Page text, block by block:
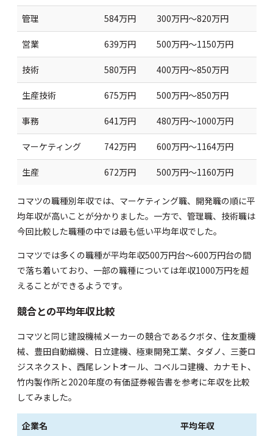
管理 584万円 300万円～820万円
営業 639万円 500万円～1150万円
技術 580万円 400万円～850万円
生産技術 675万円 500万円～850万円
事務 641万円 480万円～1000万円
マーケティング 742万円 600万円～1164万円
生産 672万円 500万円～1160万円
コマツの職種別年収では、マーケティング職、開発職の順に平
均年収が高いことが分かりました。一方で、管理職、技術職は
今回比較した職種の中では最も低い平均年収でした。
コマツでは多くの職種が平均年収500万円台～600万円台の間
で落ち着いており、一部の職種については年収1000万円を超
えることができるようです。
競合との平均年収比較
コマツと同じ建設機械メーカーの競合であるクボタ、住友重機
械、豊田自動織機、日立建機、極東開発工業、タダノ、三菱ロ
ジスネクスト、西尾レントオール、コベルコ建機、カナモト、
竹内製作所と2020年度の有価証券報告書を参考に年収を比較
してみました。
企業名 平均年収